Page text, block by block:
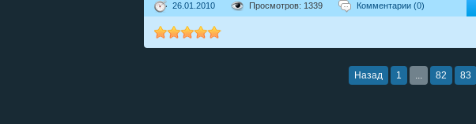
26.01.2010 Просмотров: 1339 Комментарии (0)
Назад 1 ... 82 83